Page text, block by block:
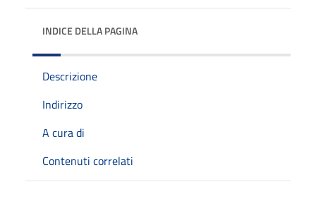
INDICE DELLA PAGINA
Descrizione
Indirizzo
A cura di
Contenuti correlati